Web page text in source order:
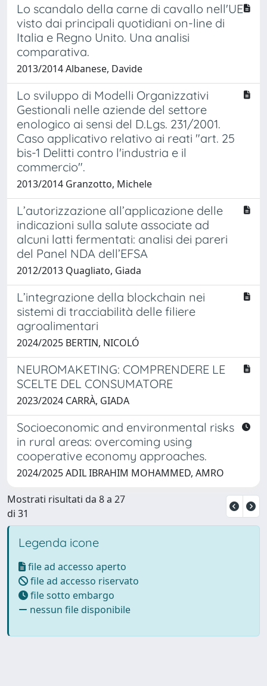
Lo scandalo della carne di cavallo nell'UE
visto dai principali quotidiani on-line di
Italia e Regno Unito. Una analisi
comparativa.
2013/2014 Albanese, Davide
Lo sviluppo di Modelli Organizzativi
Gestionali nelle aziende del settore
enologico ai sensi del D.Lgs. 231/2001.
Caso applicativo relativo ai reati "art. 25
bis-1 Delitti contro l'industria e il
commercio".
2013/2014 Granzotto, Michele
L’autorizzazione all’applicazione delle
indicazioni sulla salute associate ad
alcuni latti fermentati: analisi dei pareri
del Panel NDA dell’EFSA
2012/2013 Quagliato, Giada
L’integrazione della blockchain nei
sistemi di tracciabilità delle filiere
agroalimentari
2024/2025 BERTIN, NICOLÓ
NEUROMAKETING: COMPRENDERE LE
SCELTE DEL CONSUMATORE
2023/2024 CARRÀ, GIADA
Socioeconomic and environmental risks
in rural areas: overcoming using
cooperative economy approaches.
2024/2025 ADIL IBRAHIM MOHAMMED, AMRO
Mostrati risultati da 8 a 27
di 31
Legenda icone
file ad accesso aperto
file ad accesso riservato
file sotto embargo
nessun file disponibile